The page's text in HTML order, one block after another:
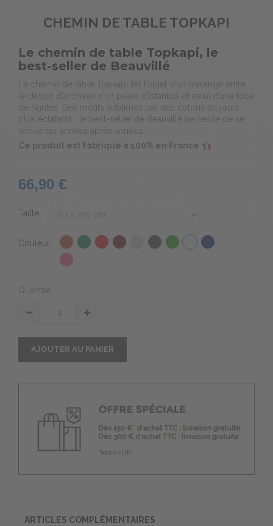
CHEMIN DE TABLE TOPKAPI
Le chemin de table Topkapi, le
best-seller de Beauvillé
Le chemin de table Topkapi fait l’objet d’un mélange entre
le dessin d’archives d’un palais d’Istanbul et celui d’une toile
de Nantes. Des motifs sublimés par des coloris toujours
plus éclatants : le best-seller de Beauvillé ne cesse de se
réinventer années après années.
Ce produit est fabriqué à 100% en France
66,90 €
Taille
Couleur
Quantité
AJOUTER AU PANIER
ARTICLES COMPLÉMENTAIRES